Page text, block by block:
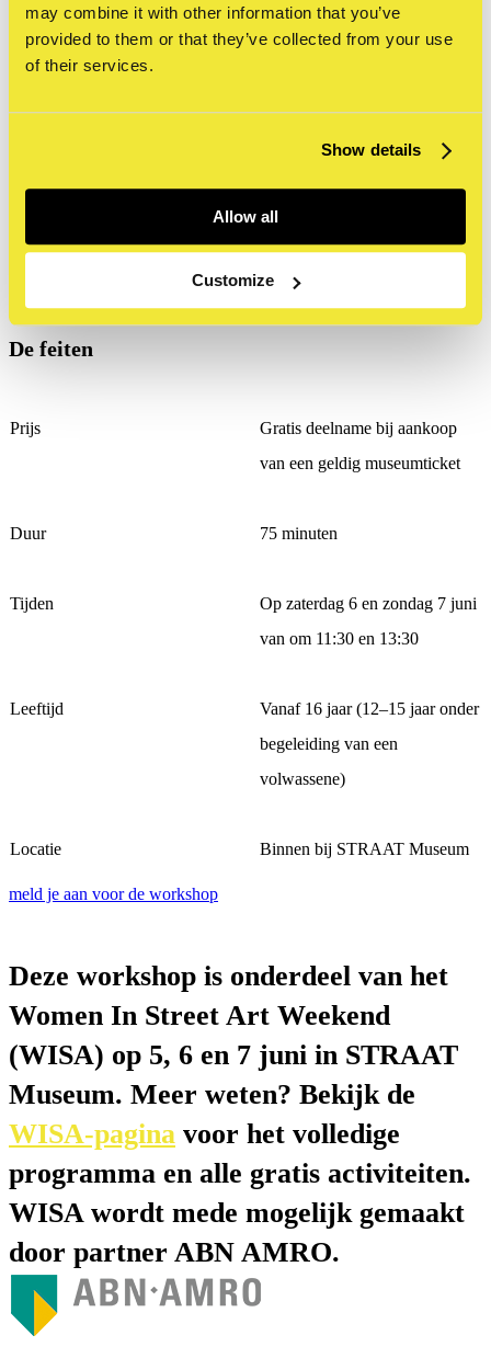
may combine it with other information that you’ve
provided to them or that they’ve collected from your use
of their services.
Show details
Allow all
Customize
Tijdens het Women In Street Art Weekend wordt de
workshop gegeven door vrouwelijke makers, in lijn
met het programma waarin vrouwelijke street artists
centraal staan.
mogelijk met een geldig museumticket tijdens het
Women In Street Art Weekend. Meld je van te voren
aan om zeker te zijn van een plekje.
De feiten
Prijs
Gratis deelname bij aankoop
van een geldig museumticket
Duur 75 minuten
Tijden
Op zaterdag 6 en zondag 7 juni
van om 11:30 en 13:30
Leeftijd
Vanaf 16 jaar (12–15 jaar onder
begeleiding van een
volwassene)
Locatie Binnen bij STRAAT Museum
meld je aan voor de workshop
Deze workshop is onderdeel van het
Women In Street Art Weekend
(WISA) op 5, 6 en 7 juni in STRAAT
Museum. Meer weten? Bekijk de
WISA-pagina voor het volledige
programma en alle gratis activiteiten.
WISA wordt mede mogelijk gemaakt
door partner ABN AMRO.